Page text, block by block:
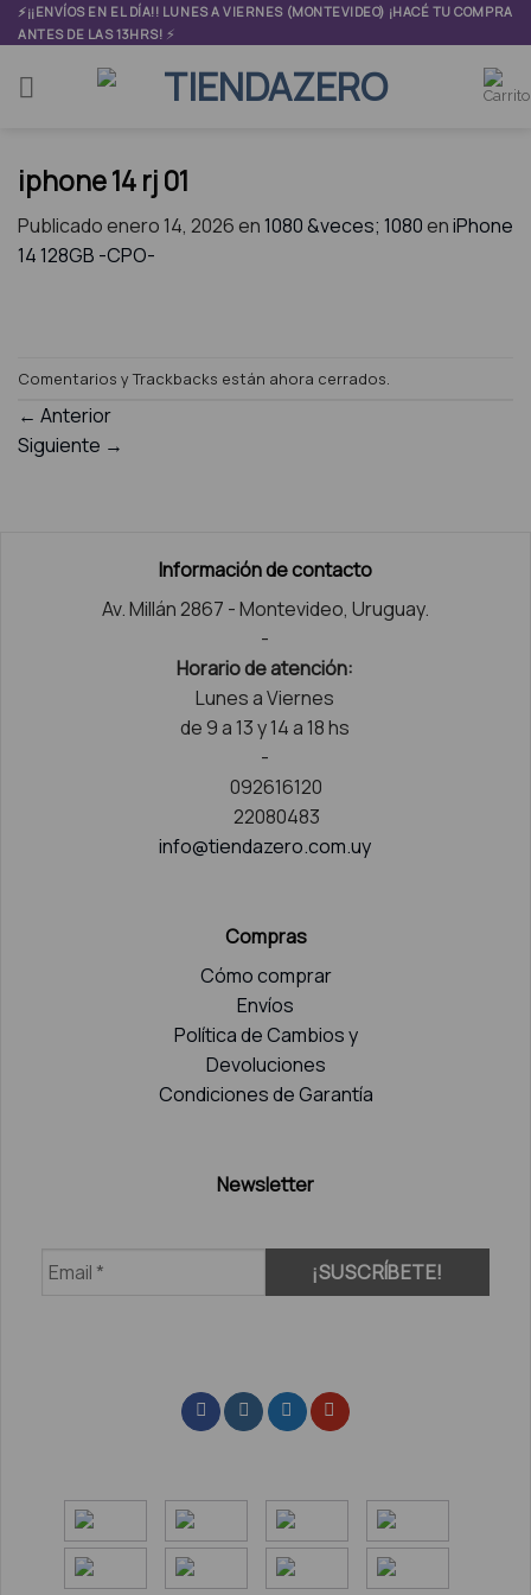
Skip
to
content
⚡¡¡ENVÍOS EN EL DÍA!! LUNES A VIERNES (MONTEVIDEO) ¡HACÉ TU COMPRA
ANTES DE LAS 13HRS! ⚡
iphone 14 rj 01
Publicadoenero 14, 2026en1080 &veces; 1080eniPhone
14 128GB -CPO-
Comentarios y Trackbacks están ahora cerrados.
← Anterior
Siguiente →
Información de contacto
Av. Millán 2867 - Montevideo, Uruguay.
-
Horario de atención:
Lunes a Viernes
de 9 a 13 y 14 a 18 hs
-
092616120
22080483
info@tiendazero.com.uy
Compras
Cómo comprar
Envíos
Política de Cambios y
Devoluciones
Condiciones de Garantía
Newsletter